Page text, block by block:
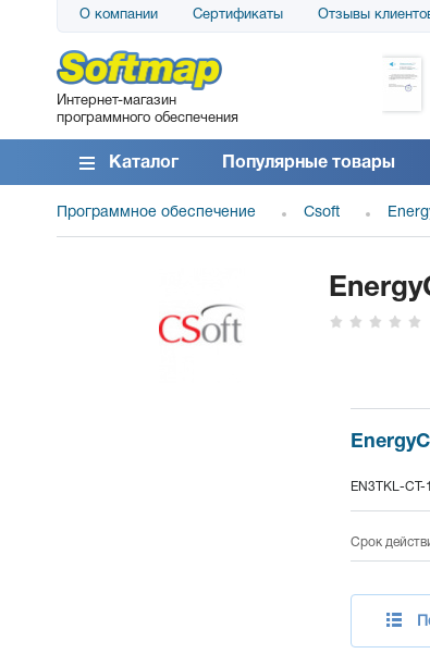
О компании Сертификаты Отзывы
Интернет-магазин
программного обеспечения
АО «АТС» благодарит компанию SoftMap за
поставку программного обеспечения SolarWinds
DameWare...
Читать все отзывы
Каталог Популярные товары
Программное обеспечение Csoft
EN3TKL-
Срок